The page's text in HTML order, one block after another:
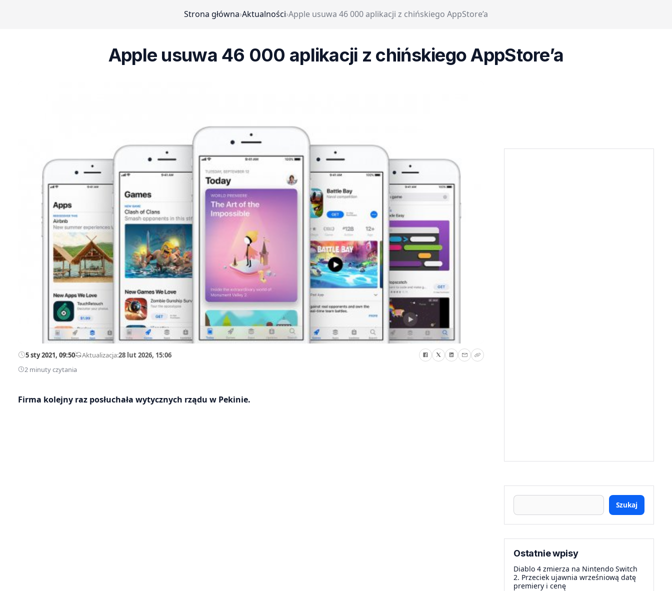
Strona główna›Aktualności›Apple usuwa 46 000 aplikacji z chińskiego AppStore’a
Apple usuwa 46 000 aplikacji z chińskiego AppStore’a
5 sty 2021, 09:50—Aktualizacja:28 lut 2026, 15:06
2 minuty czytania
Firma kolejny raz posłuchała wytycznych rządu w Pekinie.
Szukaj
Ostatnie wpisy
Diablo 4 zmierza na Nintendo Switch
2. Przeciek ujawnia wrześniową datę
premiery i cenę